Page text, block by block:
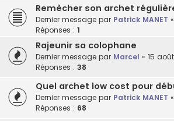
Remècher son archet
Dernier message par Patrick MANET «
Réponses : 1
Rajeunir sa colophane
Dernier message par Marcel « 15
Réponses : 38
Quel archet low cost pour
Dernier message par Patrick MANET «
Réponses : 68